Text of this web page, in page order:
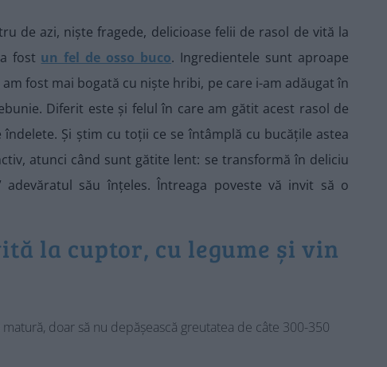
de azi, niște fragede, delicioase felii de rasol de vită la
fost un fel de osso buco. Ingredientele sunt aproape
fost mai bogată cu niște hribi, pe care i-am adăugat în
Diferit este și felul în care am gătit acest rasol de
Și știm cu toții ce se întâmplă cu bucățile astea
atunci când sunt gătite lent: se transformă în deliciu
său înțeles. Întreaga poveste vă invit să o
la cuptor, cu legume și vin
doar să nu depășească greutatea de câte 300-350